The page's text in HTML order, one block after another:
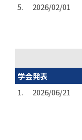
5. 2026/02/01
学会発表
1.
2026/06/21